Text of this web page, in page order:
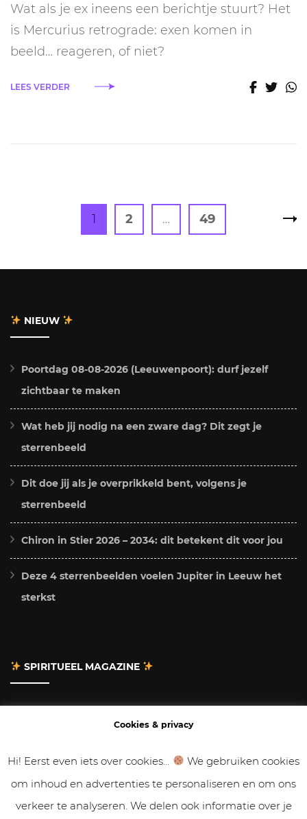
appt
tijdens
Wat als je ex ineens een berichtje stuurt? Het
is Mercurius retrograde: exen komen in
beeld… reageren, of niet?
LEES VERDER
Berichten
paginering
Page
1 Page
2 … Page
49
NIEUW
Poortdag 08-08-2026 (Leeuwenpoort): durf jezelf
zichtbaar te maken
Wat heb jij nodig na een zware dag? Dit zegt je
sterrenbeeld
Dit doe jij als je overprikkeld bent, volgens je
sterrenbeeld
Chiron in Stier 2026 – 2034: dit betekent dit voor jou
Deze 4 sterrenbeelden voelen Jupiter in Leeuw het
sterkst
SPIRITUEEL MAGAZINE
Gastbloggen
Cookies & privacy
Hi! Eerst even iets over cookies...
We gebruiken cookies
om inhoud en advertenties te personaliseren en om ons
verkeer te analyseren. We delen ook informatie over je